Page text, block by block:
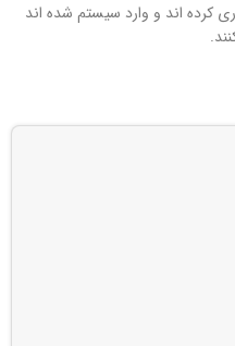
کرده اند و وارد سیستم شده اند